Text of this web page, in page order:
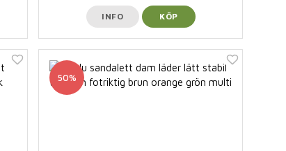
INFO KÖP
50%